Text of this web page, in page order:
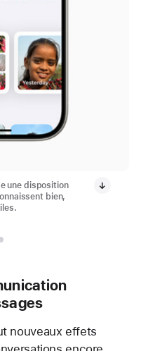
une disposition
bien,
nouveaux effets